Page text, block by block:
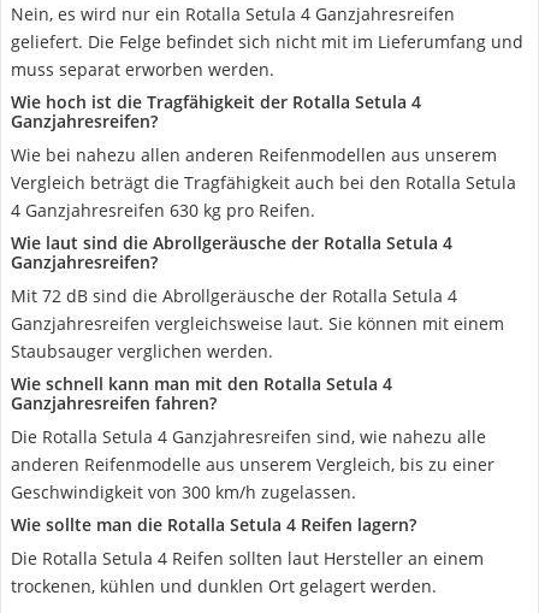
Nein, es wird nur ein Rotalla Setula 4 Ganzjahresreifen
geliefert. Die Felge befindet sich nicht mit im Lieferumfang und
muss separat erworben werden.
Wie hoch ist die Tragfähigkeit der Rotalla Setula 4
Ganzjahresreifen?
Wie bei nahezu allen anderen Reifenmodellen aus unserem
Vergleich beträgt die Tragfähigkeit auch bei den Rotalla Setula
4 Ganzjahresreifen 630 kg pro Reifen.
Wie laut sind die Abrollgeräusche der Rotalla Setula 4
Ganzjahresreifen?
Mit 72 dB sind die Abrollgeräusche der Rotalla Setula 4
Ganzjahresreifen vergleichsweise laut. Sie können mit einem
Staubsauger verglichen werden.
Wie schnell kann man mit den Rotalla Setula 4
Ganzjahresreifen fahren?
Die Rotalla Setula 4 Ganzjahresreifen sind, wie nahezu alle
anderen Reifenmodelle aus unserem Vergleich, bis zu einer
Geschwindigkeit von 300 km/h zugelassen.
Wie sollte man die Rotalla Setula 4 Reifen lagern?
Die Rotalla Setula 4 Reifen sollten laut Hersteller an einem
trockenen, kühlen und dunklen Ort gelagert werden.